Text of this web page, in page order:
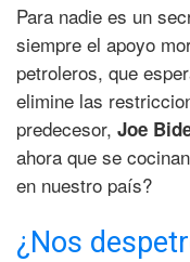
Para nadie es un
siempre el apoyo
petroleros, que
elimine las
predecesor, Joe
ahora que se
en nuestro país?
¿Nos